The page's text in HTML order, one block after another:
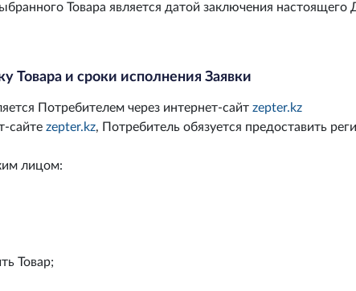
Товара является датой заключения
Товара и сроки исполнения Заявки
Потребителем через интернет-сайт zepter.kz
сайте zepter.kz, Потребитель обязуется предоставить
лицом:
Товар;